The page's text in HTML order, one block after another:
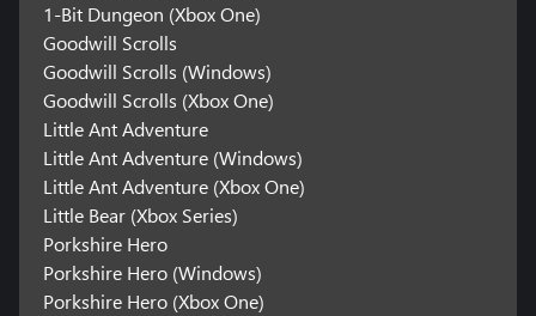
1-Bit Dungeon (Xbox One)
Goodwill Scrolls
Goodwill Scrolls (Windows)
Goodwill Scrolls (Xbox One)
Little Ant Adventure
Little Ant Adventure (Windows)
Little Ant Adventure (Xbox One)
Little Bear (Xbox Series)
Porkshire Hero
Porkshire Hero (Windows)
Porkshire Hero (Xbox One)